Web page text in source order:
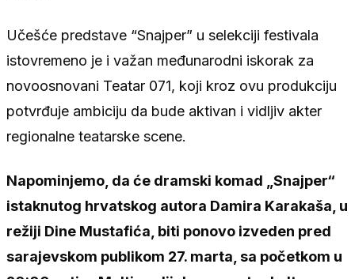
Učešće predstave “Snajper” u selekciji festivala
istovremeno je i važan međunarodni iskorak za
novoosnovani Teatar 071, koji kroz ovu produkciju
potvrđuje ambiciju da bude aktivan i vidljiv akter
regionalne teatarske scene.
Napominjemo, da će dramski komad „Snajper“
istaknutog hrvatskog autora Damira Karakaša, u
režiji Dine Mustafića, biti ponovo izveden pred
sarajevskom publikom 27. marta, sa početkom u